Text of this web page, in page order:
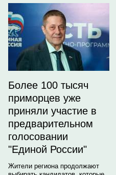
Более 100 тысяч
приморцев уже
приняли участие в
предварительном
голосовании
"Единой России"
Жители региона продолжают